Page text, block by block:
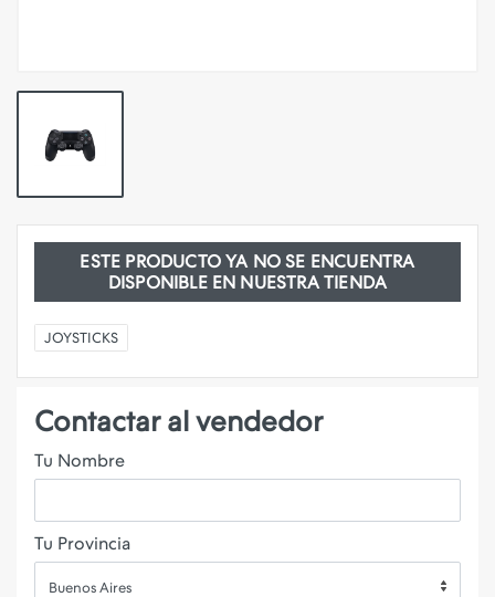
ESTE PRODUCTO YA NO SE ENCUENTRA
DISPONIBLE EN NUESTRA TIENDA
JOYSTICKS
Contactar al vendedor
Tu Nombre
Tu Provincia
Buenos Aires